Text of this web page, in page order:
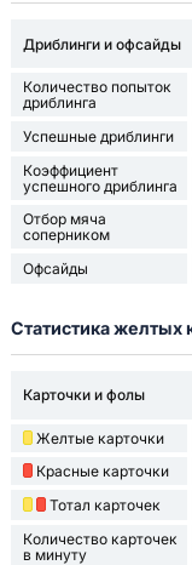
Дриблинги и офсайды
Количество попыток
дриблинга
Успешные дриблинги
Коэффициент
успешного дриблинга
Отбор мяча
соперником
Офсайды
Статистика желтых
Карточки и фолы
Желтые карточки
Красные карточки
Тотал карточек
Количество карточек
в минуту